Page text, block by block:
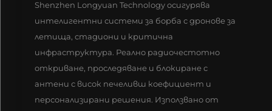
Shenzhen Longyuan Technology осигурява
интелигентни системи за борба с дронове за
летища, стадиони и критична
инфраструктура. Реално радиочестотно
откриване, проследяване и блокиране с
антени с висок печеливш коефициент и
персонализирани решения. Използвано от